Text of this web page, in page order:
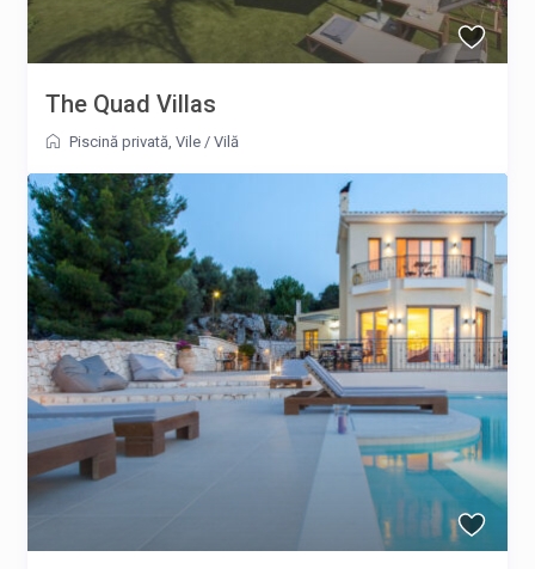
The Quad Villas
Piscină privată,Vile /Vilă